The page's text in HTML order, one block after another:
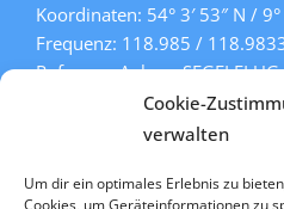
Cookie-
verwalten
Um dir ein optimales Erlebnis zu
Cookies, um Geräteinformationen zu
Koordinaten: 54° 3′ 53″ N / 9°
Frequenz: 118.985 /
Rufname: Aukrug SEGELFLUG
Pisten: 108° / 288° (Gras)
» mehr Informationen